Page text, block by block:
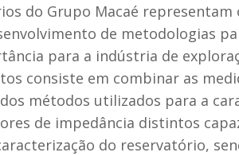
do Grupo Macaé
de metodologias
para a indústria de
consiste em combinar as
métodos utilizados para a
de impedância distintos
do reservatório,